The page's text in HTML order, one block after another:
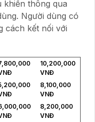
khiển thông qua
Người dùng có
cách kết nối với
10,200,000
VNĐ
8,100,000
VNĐ
8,200,000
VNĐ